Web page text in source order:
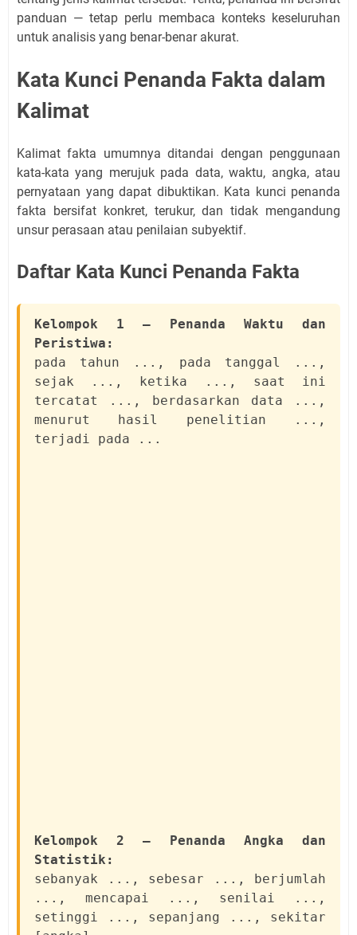
panduan — tetap perlu membaca konteks keseluruhan
untuk analisis yang benar-benar akurat.
Kata Kunci Penanda Fakta dalam
Kalimat
Kalimat fakta umumnya ditandai dengan penggunaan
kata-kata yang merujuk pada data, waktu, angka, atau
pernyataan yang dapat dibuktikan. Kata kunci penanda
fakta bersifat konkret, terukur, dan tidak mengandung
unsur perasaan atau penilaian subyektif.
Daftar Kata Kunci Penanda Fakta
Kelompok 1 — Penanda Waktu dan
Peristiwa:
pada tahun ..., pada tanggal ...,
sejak ..., ketika ..., saat ini
tercatat ..., berdasarkan data ...,
menurut hasil penelitian ...,
terjadi pada ...
Kelompok 2 — Penanda Angka dan
Statistik:
sebanyak ..., sebesar ..., berjumlah
..., mencapai ..., senilai ...,
setinggi ..., sepanjang ..., sekitar